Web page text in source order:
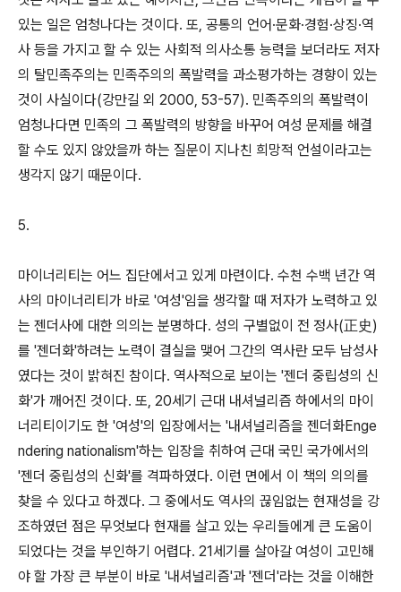
있는 일은 엄청나다는 것이다. 또, 공통의 언어·문화·경험·상징·역
사 등을 가지고 할 수 있는 사회적 의사소통 능력을 보더라도 저자
의 탈민족주의는 민족주의의 폭발력을 과소평가하는 경향이 있는
것이 사실이다(강만길 외 2000, 53-57). 민족주의의 폭발력이
엄청나다면 민족의 그 폭발력의 방향을 바꾸어 여성 문제를 해결
할 수도 있지 않았을까 하는 질문이 지나친 희망적 언설이라고는
생각지 않기 때문이다.
5.
마이너리티는 어느 집단에서고 있게 마련이다. 수천 수백 년간 역
사의 마이너리티가 바로 '여성'임을 생각할 때 저자가 노력하고 있
는 젠더사에 대한 의의는 분명하다. 성의 구별없이 전 정사(正史)
를 '젠더화'하려는 노력이 결실을 맺어 그간의 역사란 모두 남성사
였다는 것이 밝혀진 참이다. 역사적으로 보이는 '젠더 중립성의 신
화'가 깨어진 것이다. 또, 20세기 근대 내셔널리즘 하에서의 마이
너리티이기도 한 '여성'의 입장에서는 '내셔널리즘을 젠더화Enge
ndering nationalism'하는 입장을 취하여 근대 국민 국가에서의
'젠더 중립성의 신화'를 격파하였다. 이런 면에서 이 책의 의의를
찾을 수 있다고 하겠다. 그 중에서도 역사의 끊임없는 현재성을 강
조하였던 점은 무엇보다 현재를 살고 있는 우리들에게 큰 도움이
되었다는 것을 부인하기 어렵다. 21세기를 살아갈 여성이 고민해
야 할 가장 큰 부분이 바로 '내셔널리즘'과 '젠더'라는 것을 이해한